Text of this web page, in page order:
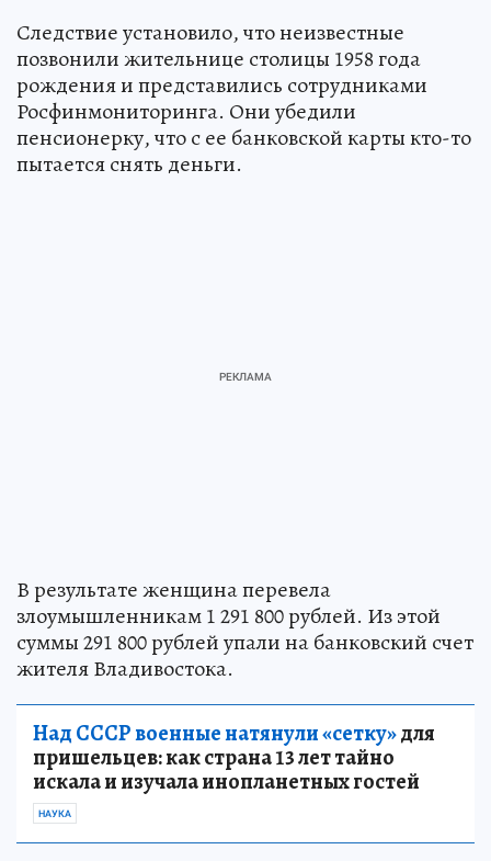
Следствие установило, что неизвестные
позвонили жительнице столицы 1958 года
рождения и представились сотрудниками
Росфинмониторинга. Они убедили
пенсионерку, что с ее банковской карты кто-то
пытается снять деньги.
В результате женщина перевела
злоумышленникам 1 291 800 рублей. Из этой
суммы 291 800 рублей упали на банковский счет
жителя Владивостока.
Над СССР военные натянули «сетку»для
пришельцев: как страна 13 лет тайно
искала и изучала инопланетных гостей
НАУКА